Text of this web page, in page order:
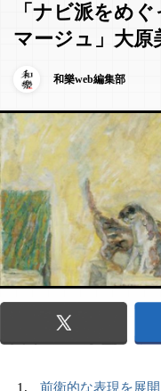
「ナビ派をめ
マージュ」大原
和樂web編集部
前衛的な表現を展